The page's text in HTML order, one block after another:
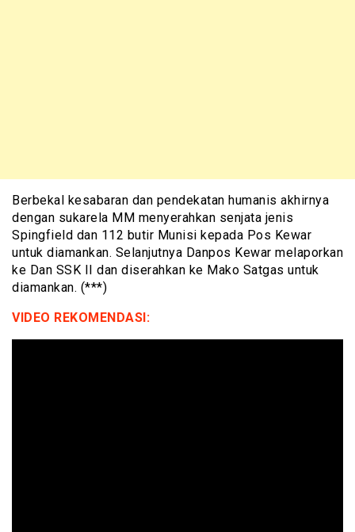
Berbekal kesabaran dan pendekatan humanis akhirnya
dengan sukarela MM menyerahkan senjata jenis
Spingfield dan 112 butir Munisi kepada Pos Kewar
untuk diamankan. Selanjutnya Danpos Kewar melaporkan
ke Dan SSK II dan diserahkan ke Mako Satgas untuk
diamankan. (***)
VIDEO REKOMENDASI: